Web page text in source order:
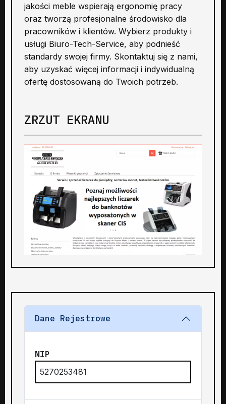
jakości meble wspierają ergonomię pracy
oraz tworzą profesjonalne środowisko dla
pracowników i klientów. Wybierz produkty i
usługi Biuro-Tech-Service, aby podnieść
standardy swojej firmy. Skontaktuj się z nami,
aby uzyskać więcej informacji i indywidualną
ofertę dostosowaną do Twoich potrzeb.
ZRZUT EKRANU
Dane Rejestrowe
NIP
5270253481